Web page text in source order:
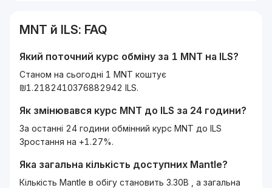
MNT й ILS: FAQ
Який поточний курс обміну за 1 MNT на ILS?
Станом на сьогодні 1 MNT коштує
₪1.2182410376882942 ILS.
Як змінювався курс MNT до ILS за 24 години?
За останні 24 години обмінний курс MNT до ILS
Зростання на +1.27%.
Яка загальна кількість доступних Mantle?
Кількість Mantle в обігу становить 3.30B , а загальна